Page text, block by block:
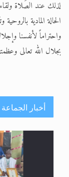
لذلك عند الصَلاة
الحالة المادية
واحتراماً لأنفسنا
بجلال الله تعالى
أخبار الجماعة